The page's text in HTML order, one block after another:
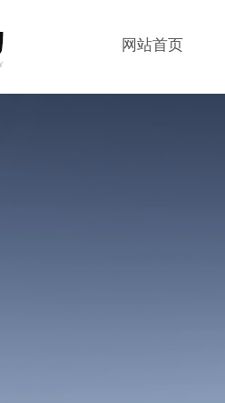
网站首页